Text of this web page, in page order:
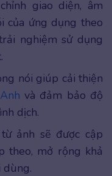
giao diện, âm
của ứng dụng theo
nghiệm sử dụng
nói giúp cải thiện
và đảm bảo độ
dịch.
ảnh sẽ được cập
theo, mở rộng khả
dùng.